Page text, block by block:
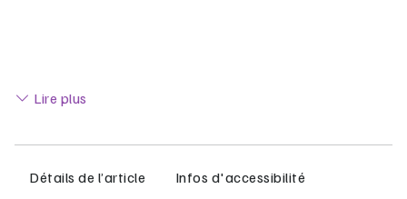
Lire plus
Détails de l’article
Infos d'accessibilité